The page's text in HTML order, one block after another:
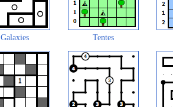
Galaxies Tentes